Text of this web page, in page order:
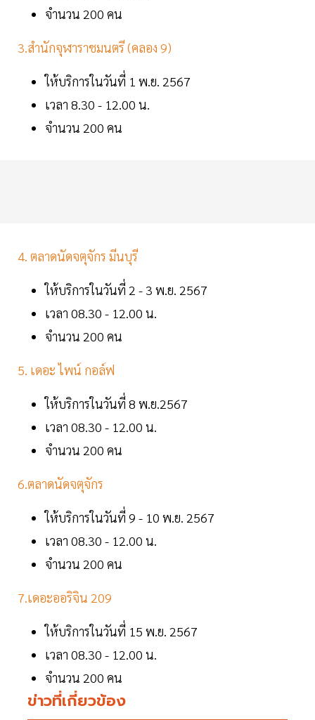
จำนวน 200 คน
3.สำนักจุฬาราชมนตรี (คลอง 9)
ให้บริการในวันที่ 1 พ.ย. 2567
เวลา 8.30 - 12.00 น.
จำนวน 200 คน
4. ตลาดนัดจตุจักร มีนบุรี
ให้บริการในวันที่ 2 - 3 พ.ย. 2567
เวลา 08.30 - 12.00 น.
จำนวน 200 คน
5. เดอะ ไพน์ กอล์ฟ
ให้บริการในวันที่ 8 พ.ย.2567
เวลา 08.30 - 12.00 น.
จำนวน 200 คน
6.ตลาดนัดจตุจักร
ให้บริการในวันที่ 9 - 10 พ.ย. 2567
เวลา 08.30 - 12.00 น.
จำนวน 200 คน
7.เดอะออริจิน 209
ให้บริการในวันที่ 15 พ.ย. 2567
เวลา 08.30 - 12.00 น.
จำนวน 200 คน
ข่าวที่เกี่ยวข้อง